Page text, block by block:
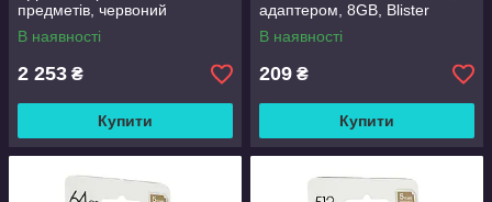
предметів, червоний
В наявності
2 253 ₴
Купити
адаптером, 8GB, Blister
В наявності
209 ₴
Купити